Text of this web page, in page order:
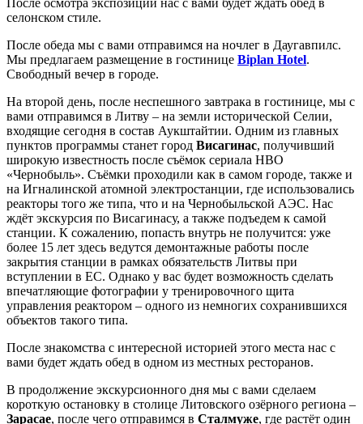
селонском стиле.
После обеда мы с вами отправимся на ночлег в Даугавпилс.
Мы предлагаем размещение в гостинице Biplan Hotel.
Свободный вечер в городе.
На второй день, после неспешного завтрака в гостинице, мы с
вами отправимся в Литву – на земли исторической Селии,
входящие сегодня в состав Аукштайтии. Одним из главных
пунктов программы станет город Висагинас, получивший
широкую известность после съёмок сериала HBO
«Чернобыль». Съёмки проходили как в самом городе, также и
на Игналинской атомной электростанции, где использовались
реакторы того же типа, что и на Чернобыльской АЭС. Нас
ждёт экскурсия по Висагинасу, а также подъедем к самой
станции. К сожалению, попасть внутрь не получится: уже
более 15 лет здесь ведутся демонтажные работы после
закрытия станции в рамках обязательств Литвы при
вступлении в ЕС. Однако у вас будет возможность сделать
впечатляющие фотографии у тренировочного щита
управления реактором – одного из немногих сохранившихся
объектов такого типа.
После знакомства с интересной историей этого места нас с
вами будет ждать обед в одном из местных ресторанов.
В продолжение экскурсионного дня мы с вами сделаем
короткую остановку в столице Литовского озёрного региона –
Зарасае, после чего отправимся в Сталмуже, где растёт один